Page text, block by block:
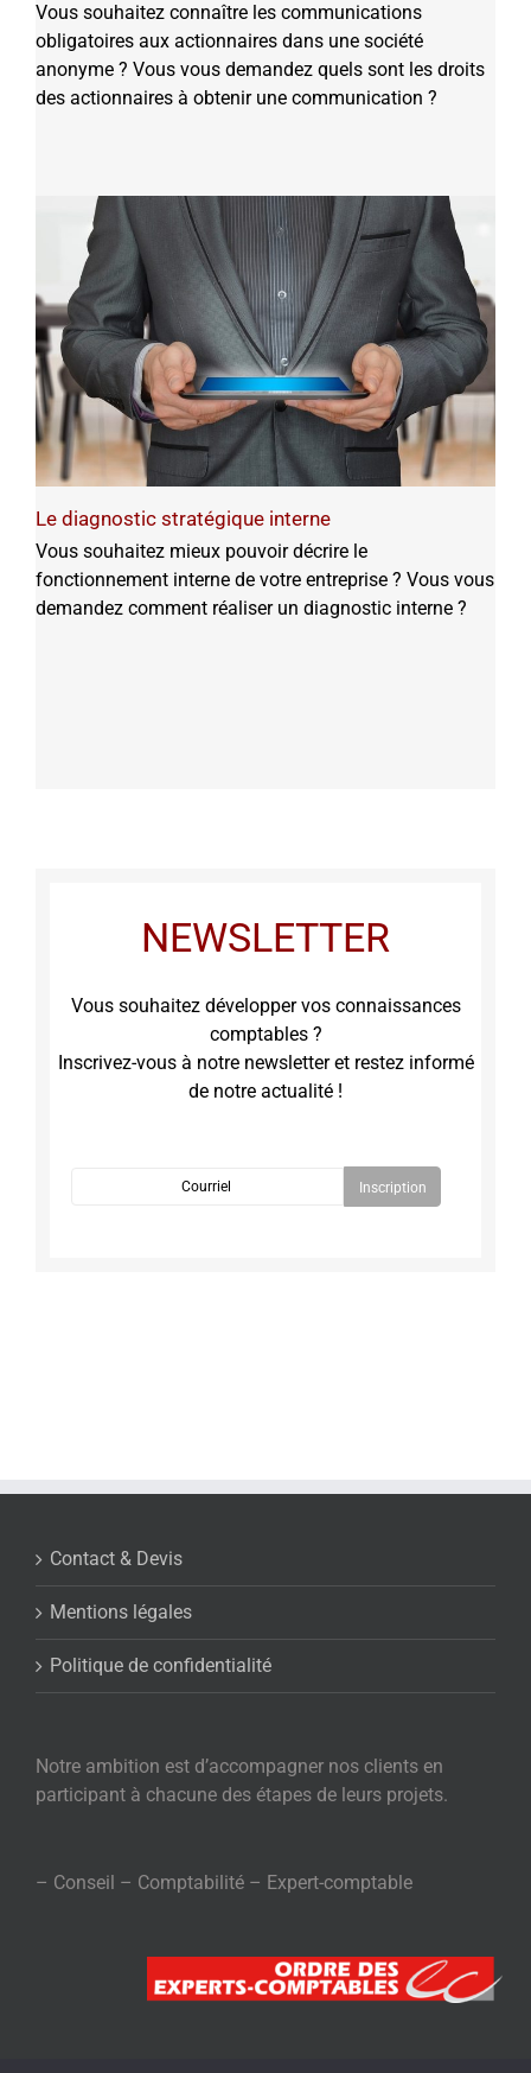
Vous souhaitez connaître les communications
obligatoires aux actionnaires dans une société
anonyme ? Vous vous demandez quels sont les droits
des actionnaires à obtenir une communication ?
Le diagnostic stratégique interne
Vous souhaitez mieux pouvoir décrire le
fonctionnement interne de votre entreprise ? Vous vous
demandez comment réaliser un diagnostic interne ?
NEWSLETTER
Vous souhaitez développer vos connaissances
comptables ?
Inscrivez-vous à notre newsletter et restez informé
de notre actualité !
Contact & Devis
Mentions légales
Politique de confidentialité
Notre ambition est d’accompagner nos clients en
participant à chacune des étapes de leurs projets.
– Conseil – Comptabilité – Expert-comptable